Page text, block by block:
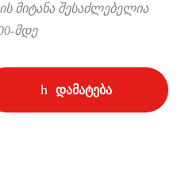
მიტანა შესაძლებელია
მდე
დამატება